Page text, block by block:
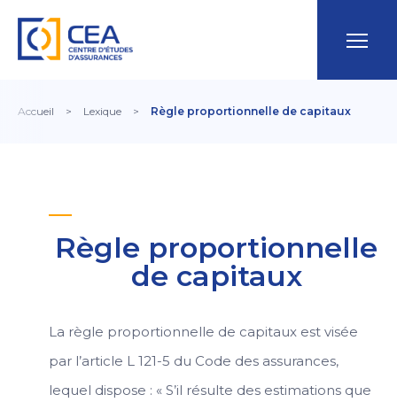
Accueil > Lexique > Règle proportionnelle de capitaux
Règle proportionnelle
de capitaux
La règle proportionnelle de capitaux est visée
par l’article L 121-5 du Code des assurances,
lequel dispose : « S’il résulte des estimations que